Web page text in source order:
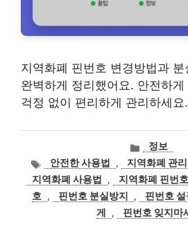
지역화폐 핀번호 변경방법과
완벽하게 정리했어요. 안전하
걱정 없이 편리하게 관리하세요.
카
테
고
리
정보
태
그
안전한 사용법 , 지역화폐 관리
지역화폐 사용법
, 지역화폐 핀번
호
, 핀번호 분실방지 , 핀번호 설
게
, 핀번호 잊지마